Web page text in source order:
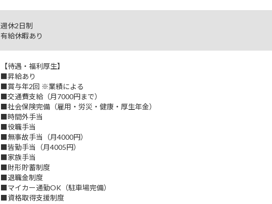
週休2日制
有給休暇あり
【待遇・福利厚生】
■昇給あり
■賞与年2回 ※業績による
■交通費支給（月7000円まで）
■社会保険完備（雇用・労災・健康・厚生年金）
■時間外手当
■役職手当
■無事故手当（月4000円）
■皆勤手当（月4005円）
■家族手当
■財形貯蓄制度
■退職金制度
■マイカー通勤OK（駐車場完備）
■資格取得支援制度